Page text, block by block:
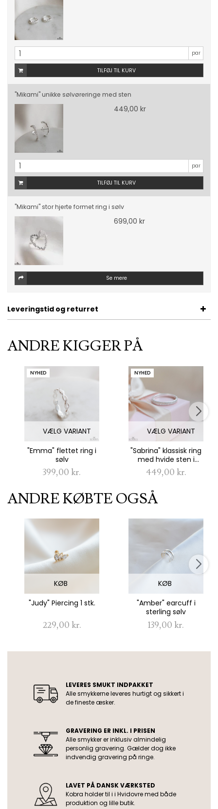
par
TILFØJ TIL KURV
"Mikami" unikke sølvøreringe med sten
449,00 kr
par
TILFØJ TIL KURV
"Mikami" stor hjerte formet ring i sølv
699,00 kr
Se mere
Leveringstid og returret
ANDRE KIGGER PÅ
NYHED
VÆLG VARIANT
"Emma" flettet ring i
sølv
399,00 kr.
NYHED
VÆLG VARIANT
"Sabrina" klassisk ring
med hvide sten i
sterling sølv
449,00 kr.
ANDRE KØBTE OGSÅ
KØB
"Judy" Piercing 1 stk.
229,00 kr.
KØB
"Amber" earcuff i
sterling sølv
139,00 kr.
LEVERES SMUKT INDPAKKET
Alle smykkerne leveres hurtigt og sikkert i
de fineste æsker.
GRAVERING ER INKL. I PRISEN
Alle smykker er inklusiv almindelig
personlig gravering. Gælder dog ikke
indvendig gravering på ringe.
LAVET PÅ DANSK VÆRKSTED
Kobra holder til i i Hvidovre med både
produktion og lille butik.